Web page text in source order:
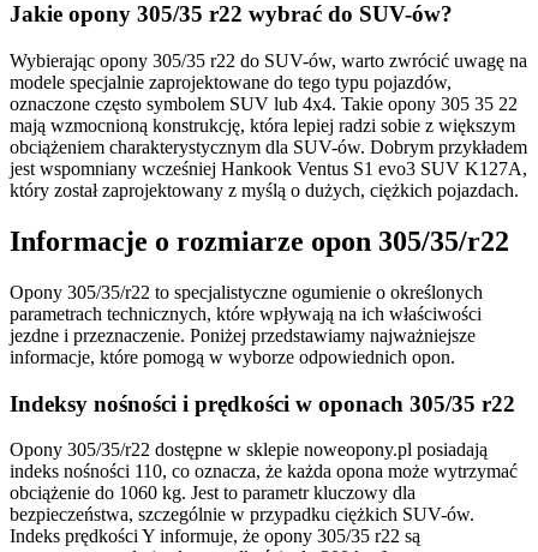
Jakie opony 305/35 r22 wybrać do SUV-ów?
Wybierając opony 305/35 r22 do SUV-ów, warto zwrócić uwagę na
modele specjalnie zaprojektowane do tego typu pojazdów,
oznaczone często symbolem SUV lub 4x4. Takie opony 305 35 22
mają wzmocnioną konstrukcję, która lepiej radzi sobie z większym
obciążeniem charakterystycznym dla SUV-ów. Dobrym przykładem
jest wspomniany wcześniej Hankook Ventus S1 evo3 SUV K127A,
który został zaprojektowany z myślą o dużych, ciężkich pojazdach.
Informacje o rozmiarze opon 305/35/r22
Opony 305/35/r22 to specjalistyczne ogumienie o określonych
parametrach technicznych, które wpływają na ich właściwości
jezdne i przeznaczenie. Poniżej przedstawiamy najważniejsze
informacje, które pomogą w wyborze odpowiednich opon.
Indeksy nośności i prędkości w oponach 305/35 r22
Opony 305/35/r22 dostępne w sklepie noweopony.pl posiadają
indeks nośności 110, co oznacza, że każda opona może wytrzymać
obciążenie do 1060 kg. Jest to parametr kluczowy dla
bezpieczeństwa, szczególnie w przypadku ciężkich SUV-ów.
Indeks prędkości Y informuje, że opony 305/35 r22 są